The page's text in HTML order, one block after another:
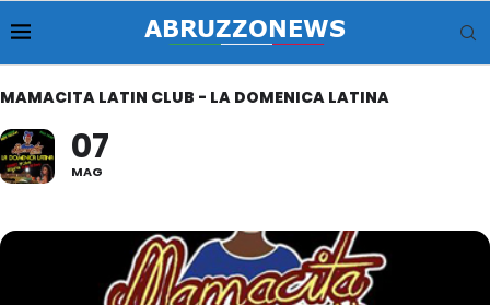
MAMACITA LATIN CLUB - LA DOMENICA LATINA
07
MAG